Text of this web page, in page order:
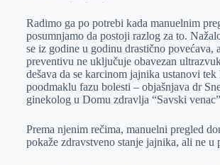
Radimo ga po potrebi kada manuelnim
posumnjamo da postoji razlog za to.
se iz godine u godinu drastično povećava,
preventivu ne uključuje obavezan
dešava da se karcinom jajnika ustanovi tek
poodmaklu fazu bolesti – objašnjava dr
ginekolog u Domu zdravlja “Savski
Prema njenim rečima, manuelni pregled
pokaže zdravstveno stanje jajnika, ali ne u